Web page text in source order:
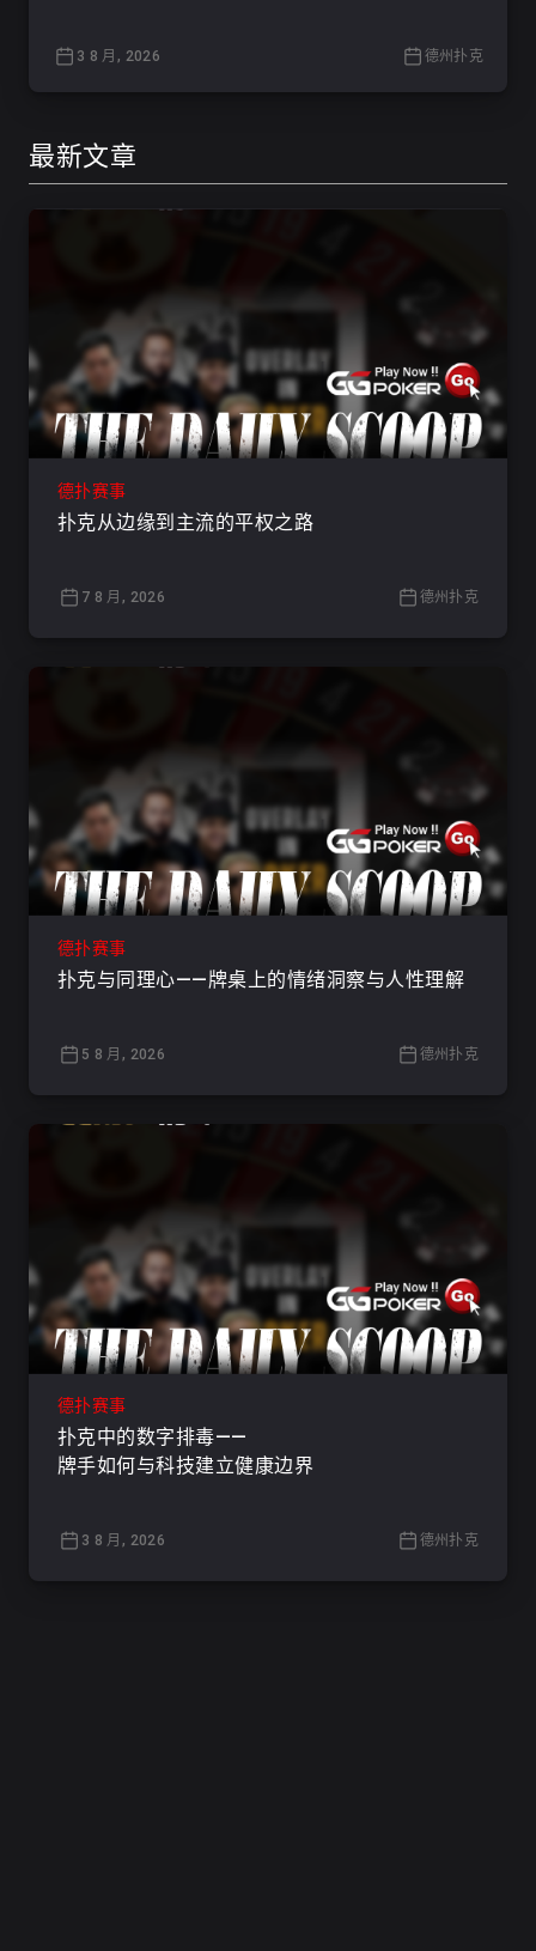
3 8 月, 2026 德州扑克
最新文章
德扑赛事
扑克从边缘到主流的平权之路
7 8 月, 2026 德州扑克
德扑赛事
扑克与同理心——牌桌上的情绪洞察与人性理解
5 8 月, 2026 德州扑克
德扑赛事
扑克中的数字排毒——
牌手如何与科技建立健康边界
3 8 月, 2026 德州扑克